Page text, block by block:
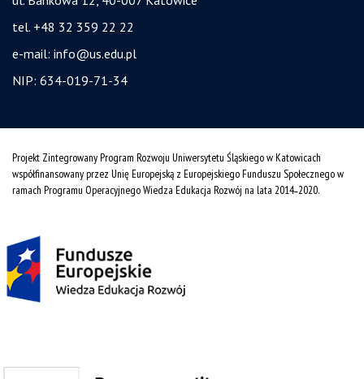
tel. +48 32 359 22 22
e-mail: info@us.edu.pl
NIP: 634-019-71-34
Projekt Zintegrowany Program Rozwoju Uniwersytetu Śląskiego w Katowicach
współfinansowany przez Unię Europejską z Europejskiego Funduszu Społecznego w
ramach Programu Operacyjnego Wiedza Edukacja Rozwój na lata 2014˗2020.